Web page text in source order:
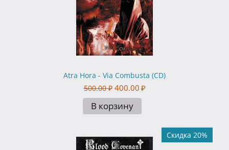
Atra Hora - Via Combusta (CD)
500.00 ₽ 400.00 ₽
В корзину
Скидка 20%